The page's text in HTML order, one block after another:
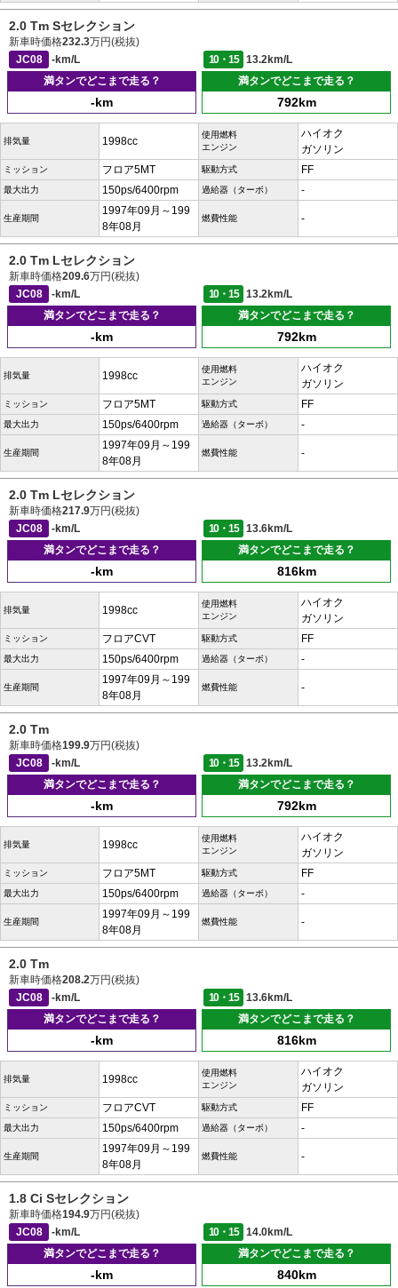
2.0 Tm Sセレクション
新車時価格232.3万円(税抜)
JC08
-km/L 10・15
13.2km/L
満タンでどこまで走る？
-km
満タンでどこまで走る？
792km
排気量 1998cc
使用燃料
エンジン
ハイオク
ガソリン
ミッション フロア5MT 駆動方式 FF
最大出力 150ps/6400rpm 過給器（ターボ） -
生産期間
1997年09月～199
8年08月
燃費性能 -
2.0 Tm Lセレクション
新車時価格209.6万円(税抜)
JC08
-km/L 10・15
13.2km/L
満タンでどこまで走る？
-km
満タンでどこまで走る？
792km
排気量 1998cc
使用燃料
エンジン
ハイオク
ガソリン
ミッション フロア5MT 駆動方式 FF
最大出力 150ps/6400rpm 過給器（ターボ） -
生産期間
1997年09月～199
8年08月
燃費性能 -
2.0 Tm Lセレクション
新車時価格217.9万円(税抜)
JC08
-km/L 10・15
13.6km/L
満タンでどこまで走る？
-km
満タンでどこまで走る？
816km
排気量 1998cc
使用燃料
エンジン
ハイオク
ガソリン
ミッション フロアCVT 駆動方式 FF
最大出力 150ps/6400rpm 過給器（ターボ） -
生産期間
1997年09月～199
8年08月
燃費性能 -
2.0 Tm
新車時価格199.9万円(税抜)
JC08
-km/L 10・15
13.2km/L
満タンでどこまで走る？
-km
満タンでどこまで走る？
792km
排気量 1998cc
使用燃料
エンジン
ハイオク
ガソリン
ミッション フロア5MT 駆動方式 FF
最大出力 150ps/6400rpm 過給器（ターボ） -
生産期間
1997年09月～199
8年08月
燃費性能 -
2.0 Tm
新車時価格208.2万円(税抜)
JC08
-km/L 10・15
13.6km/L
満タンでどこまで走る？
-km
満タンでどこまで走る？
816km
排気量 1998cc
使用燃料
エンジン
ハイオク
ガソリン
ミッション フロアCVT 駆動方式 FF
最大出力 150ps/6400rpm 過給器（ターボ） -
生産期間
1997年09月～199
8年08月
燃費性能 -
1.8 Ci Sセレクション
新車時価格194.9万円(税抜)
JC08
-km/L 10・15
14.0km/L
満タンでどこまで走る？
-km
満タンでどこまで走る？
840km